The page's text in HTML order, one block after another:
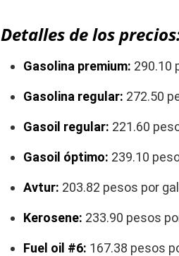
Detalles de los
Gasolina premium: 290.10
Gasolina regular: 272.50
Gasoil regular: 221.60
Gasoil óptimo: 239.10
Avtur: 203.82 pesos por
Kerosene: 233.90 pesos
Fuel oil #6: 167.38 pesos